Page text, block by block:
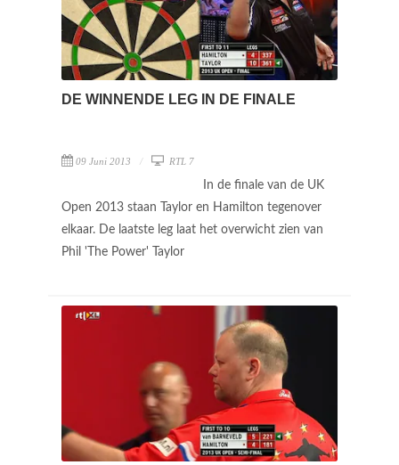
DE WINNENDE LEG IN DE FINALE
09 Juni 2013 RTL 7
In de finale van de UK
Open 2013 staan Taylor en Hamilton tegenover
elkaar. De laatste leg laat het overwicht zien van
Phil 'The Power' Taylor